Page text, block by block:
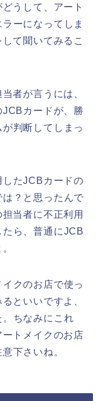
うして、アート
ーになってしま
て聞いてみるこ
者が言うには、
カードが、勝
判断してしまっ
たJCBカードの
？と思ったんで
当者に不正利用
ら、普通にJCB
クのお店で使っ
といいですよ、
ちなみにこれ
トメイクのお店
下さいね。